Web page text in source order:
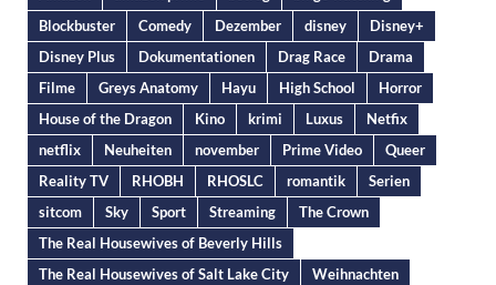
Blockbuster
Comedy Dezember disney
Disney+
Disney Plus
Dokumentationen Drag Race
Drama
Filme
Greys Anatomy Hayu High School
Horror
House of the Dragon
Kino krimi Luxus
Netfix
netflix
Neuheiten november Prime Video
Queer
Reality TV
RHOBH RHOSLC romantik
Serien
sitcom
Sky Sport Streaming
The Crown
The Real Housewives of Beverly Hills
The Real Housewives of Salt Lake City
Weihnachten